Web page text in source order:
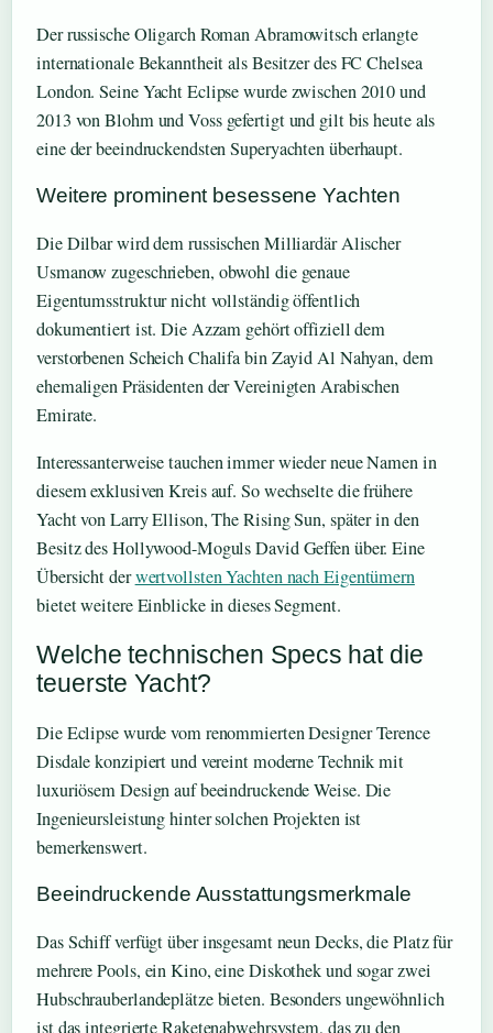
Der russische Oligarch Roman Abramowitsch erlangte
internationale Bekanntheit als Besitzer des FC Chelsea
London. Seine Yacht Eclipse wurde zwischen 2010 und
2013 von Blohm und Voss gefertigt und gilt bis heute als
eine der beeindruckendsten Superyachten überhaupt.
Weitere prominent besessene Yachten
Die Dilbar wird dem russischen Milliardär Alischer
Usmanow zugeschrieben, obwohl die genaue
Eigentumsstruktur nicht vollständig öffentlich
dokumentiert ist. Die Azzam gehört offiziell dem
verstorbenen Scheich Chalifa bin Zayid Al Nahyan, dem
ehemaligen Präsidenten der Vereinigten Arabischen
Emirate.
Interessanterweise tauchen immer wieder neue Namen in
diesem exklusiven Kreis auf. So wechselte die frühere
Yacht von Larry Ellison, The Rising Sun, später in den
Besitz des Hollywood-Moguls David Geffen über. Eine
Übersicht derwertvollsten Yachten nach Eigentümern
bietet weitere Einblicke in dieses Segment.
Welche technischen Specs hat die
teuerste Yacht?
Die Eclipse wurde vom renommierten Designer Terence
Disdale konzipiert und vereint moderne Technik mit
luxuriösem Design auf beeindruckende Weise. Die
Ingenieursleistung hinter solchen Projekten ist
bemerkenswert.
Beeindruckende Ausstattungsmerkmale
Das Schiff verfügt über insgesamt neun Decks, die Platz für
mehrere Pools, ein Kino, eine Diskothek und sogar zwei
Hubschrauberlandeplätze bieten. Besonders ungewöhnlich
ist das integrierte Raketenabwehrsystem, das zu den